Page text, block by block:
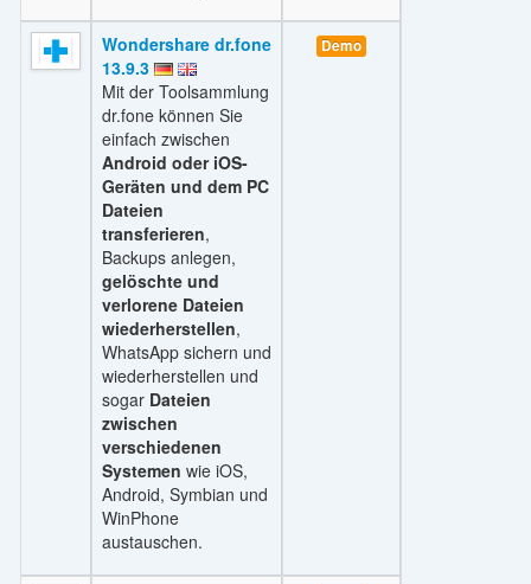
Wondershare dr.fone
13.9.3
Mit der Toolsammlung
dr.fone können Sie
einfach zwischen
Android oder iOS-
Geräten und dem PC
Dateien
transferieren,
Backups anlegen,
gelöschte und
verlorene Dateien
wiederherstellen,
WhatsApp sichern und
wiederherstellen und
sogar Dateien
zwischen
verschiedenen
Systemen wie iOS,
Android, Symbian und
WinPhone
austauschen.
Demo